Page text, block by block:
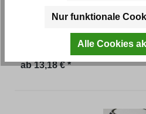
Artikel-Nr.: 62101-amazoneM
Regulärer Preis:
ab13,18 € *
Nur funktionale
Alle Cookies